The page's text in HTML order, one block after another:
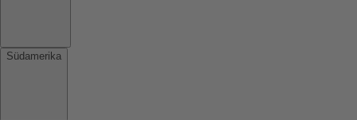
Südamerika